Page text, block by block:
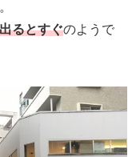
るとすぐのようで